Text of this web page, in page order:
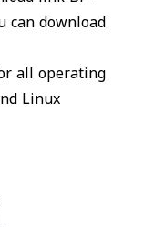
can download
all operating
Linux